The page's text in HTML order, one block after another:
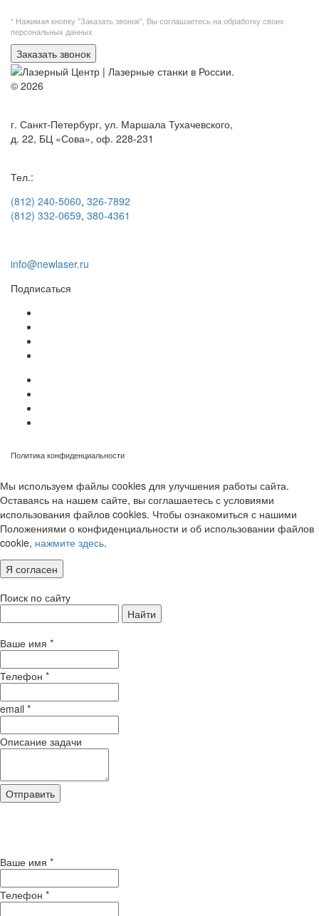
* Нажимая кнопку "Заказать звонок", Вы соглашаетесь на обработку своих
персональных данных
Заказать звонок
© 2026
г. Санкт-Петербург, ул. Маршала Тухачевского,
д. 22, БЦ «Сова», оф. 228-231
Тел.:
(812) 240-5060, 326-7892
(812) 332-0659, 380-4361
info@newlaser.ru
Подписаться
Политика конфиденциальности
Мы используем файлы cookies для улучшения работы сайта.
Оставаясь на нашем сайте, вы соглашаетесь с условиями
использования файлов cookies. Чтобы ознакомиться с нашими
Положениями о конфиденциальности и об использовании файлов
cookie, нажмите здесь.
Я согласен
Поиск по сайту
Найти
Ваше имя *
Телефон *
email *
Описание задачи
Отправить
Ваше имя *
Телефон *